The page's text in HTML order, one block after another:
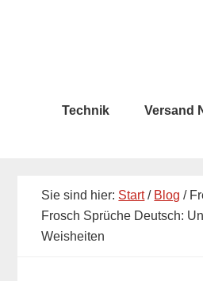
Technik Versand
Sie sind hier: Start/ Blog /
Frosch Sprüche Deutsch:
Weisheiten